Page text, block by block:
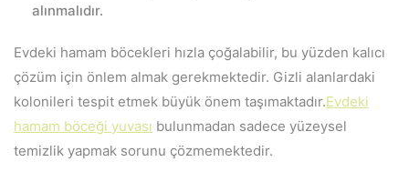
alınmalıdır.
Evdeki hamam böcekleri hızla çoğalabilir, bu yüzden kalıcı
çözüm için önlem almak gerekmektedir. Gizli alanlardaki
kolonileri tespit etmek büyük önem taşımaktadır.Evdeki
hamam böceği yuvası bulunmadan sadece yüzeysel
temizlik yapmak sorunu çözmemektedir.